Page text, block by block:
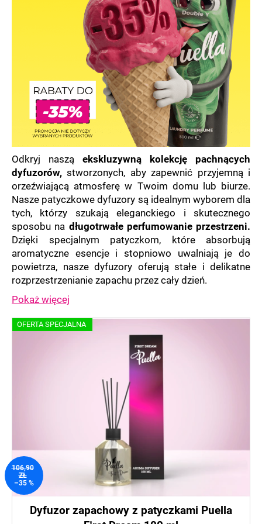
Odkryj naszą ekskluzywną kolekcję pachnących
dyfuzorów,stworzonych, aby zapewnić przyjemną i
orzeźwiającą atmosferę w Twoim domu lub biurze.
Nasze patyczkowe dyfuzory są idealnym wyborem dla
tych, którzy szukają eleganckiego i skutecznego
sposobu na długotrwałe perfumowanie przestrzeni.
Dzięki specjalnym patyczkom, które absorbują
aromatyczne esencje i stopniowo uwalniają je do
powietrza, nasze dyfuzory oferują stałe i delikatne
rozprzestrzenianie zapachu przez cały dzień.
Pokaż więcej
L
d
u
k
t
OFERTA SPECJALNA
106,90
ZŁ
–35 %
Dyfuzor zapachowy z patyczkami Puella
SZUKAJ
c
a
m
y